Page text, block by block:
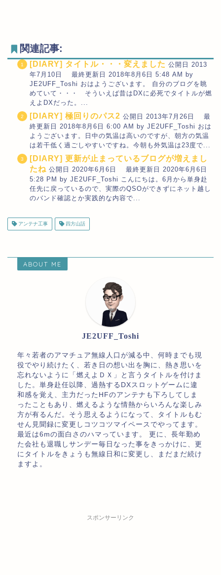
関連記事:
[DIARY] タイトル・・・変えました 公開日 2013
年7月10日 最終更新日 2018年8月6日 5:48 AM by
JE2UFF_Toshi おはようございます。 自分のブログを眺
めていて・・・ そういえば昔はDXに必死でタイトルが燃
えよDXだった。...
[DIARY] 極回りのパス2 公開日 2013年7月26日 最
終更新日 2018年8月6日 6:00 AM by JE2UFF_Toshi おは
ようございます。日中の気温は高いのですが、朝方の気温
は若干低く過ごしやすいですね。今朝も外気温は23度で...
[DIARY] 更新が止まっているブログが増えまし
たね 公開日 2020年6月6日 最終更新日 2020年6月6日
5:28 PM by JE2UFF_Toshi こんにちは。6月から単身赴
任先に戻っているので、実際のQSOができずにネット越し
のバンド確認とか実践的な内容で...
アンテナ工事 四方山話
ABOUT ME
JE2UFF_Toshi
年々若者のアマチュア無線人口が減る中、何時までも現
役でやり続けたく、若き日の想い出を胸に、熱き思いを
忘れないように「燃えよＤＸ」と言うタイトルを付けま
した。単身赴任以降、過熱するDXスロットゲームに違
和感を覚え、主力だったHFのアンテナも下ろしてしま
ったこともあり、燃えるような情熱からいろんな楽しみ
方が有るんだ。そう思えるようになって、タイトルもむ
せん見聞録に変更しコツコツマイペースでやってます。
最近は6mの面白さのハマっています。 更に、長年勤め
た会社も退職しサンデー毎日なった事をきっかけに、更
にタイトルをきょうも無線日和に変更し、まだまだ続け
ますよ。
スポンサーリンク